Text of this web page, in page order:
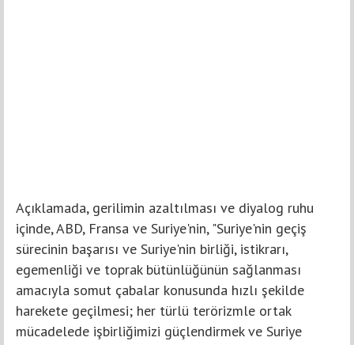
Açıklamada, gerilimin azaltılması ve diyalog ruhu
içinde, ABD, Fransa ve Suriye'nin, "Suriye'nin geçiş
sürecinin başarısı ve Suriye'nin birliği, istikrarı,
egemenliği ve toprak bütünlüğünün sağlanması
amacıyla somut çabalar konusunda hızlı şekilde
harekete geçilmesi; her türlü terörizmle ortak
mücadelede işbirliğimizi güçlendirmek ve Suriye